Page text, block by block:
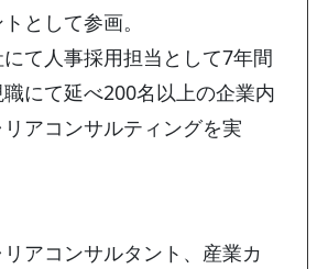
として参画。
て人事採用担当として7年間
にて延べ200名以上の企業内
アコンサルティングを実
アコンサルタント、産業カ